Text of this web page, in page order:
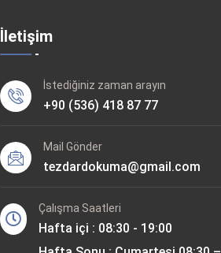
İletişim
İstediğiniz zaman arayın
+90 (536) 418 87 77
Mail Gönder
tezdardokuma@gmail.com
Çalışma Saatleri
Hafta içi : 08:30 - 19:00